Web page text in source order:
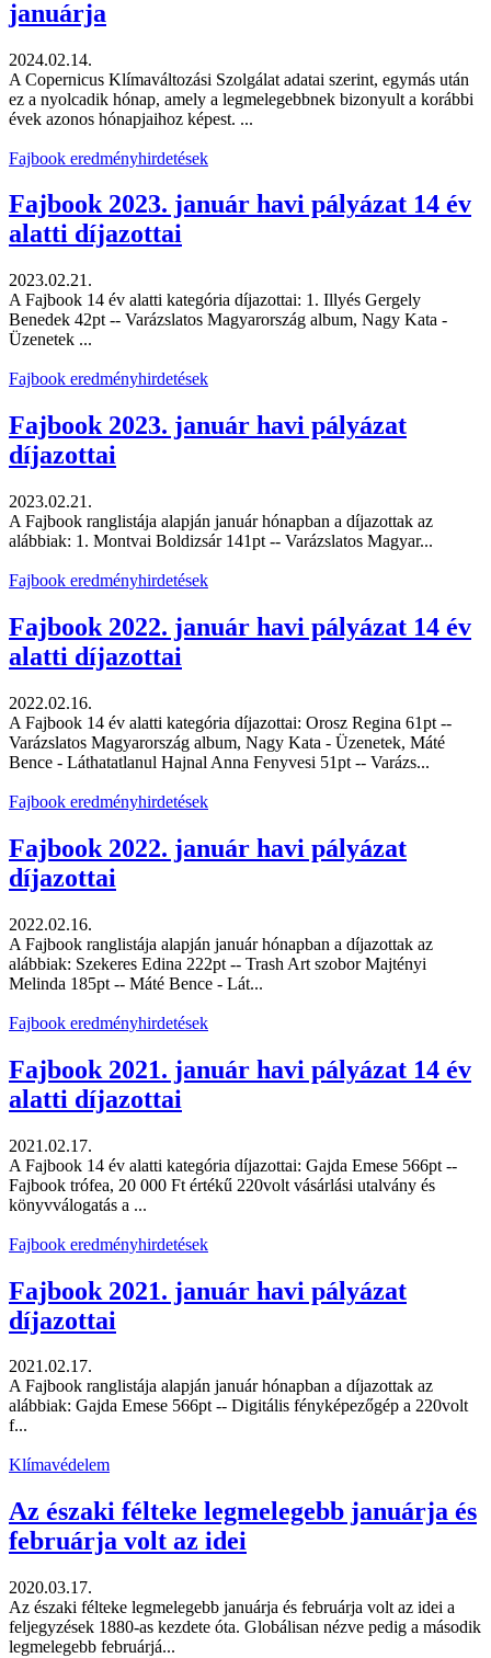
januárja
2024.02.14.
A Copernicus Klímaváltozási Szolgálat adatai szerint, egymás után
ez a nyolcadik hónap, amely a legmelegebbnek bizonyult a korábbi
évek azonos hónapjaihoz képest. ...
Fajbook eredményhirdetések
Fajbook 2023. január havi pályázat 14 év
alatti díjazottai
2023.02.21.
A Fajbook 14 év alatti kategória díjazottai: 1. Illyés Gergely
Benedek 42pt -- Varázslatos Magyarország album, Nagy Kata -
Üzenetek ...
Fajbook eredményhirdetések
Fajbook 2023. január havi pályázat
díjazottai
2023.02.21.
A Fajbook ranglistája alapján január hónapban a díjazottak az
alábbiak: 1. Montvai Boldizsár 141pt -- Varázslatos Magyar...
Fajbook eredményhirdetések
Fajbook 2022. január havi pályázat 14 év
alatti díjazottai
2022.02.16.
A Fajbook 14 év alatti kategória díjazottai: Orosz Regina 61pt --
Varázslatos Magyarország album, Nagy Kata - Üzenetek, Máté
Bence - Láthatatlanul Hajnal Anna Fenyvesi 51pt -- Varázs...
Fajbook eredményhirdetések
Fajbook 2022. január havi pályázat
díjazottai
2022.02.16.
A Fajbook ranglistája alapján január hónapban a díjazottak az
alábbiak: Szekeres Edina 222pt -- Trash Art szobor Majtényi
Melinda 185pt -- Máté Bence - Lát...
Fajbook eredményhirdetések
Fajbook 2021. január havi pályázat 14 év
alatti díjazottai
2021.02.17.
A Fajbook 14 év alatti kategória díjazottai: Gajda Emese 566pt --
Fajbook trófea, 20 000 Ft értékű 220volt vásárlási utalvány és
könyvválogatás a ...
Fajbook eredményhirdetések
Fajbook 2021. január havi pályázat
díjazottai
2021.02.17.
A Fajbook ranglistája alapján január hónapban a díjazottak az
alábbiak: Gajda Emese 566pt -- Digitális fényképezőgép a 220volt
f...
Klímavédelem
Az északi félteke legmelegebb januárja és
februárja volt az idei
2020.03.17.
Az északi félteke legmelegebb januárja és februárja volt az idei a
feljegyzések 1880-as kezdete óta. Globálisan nézve pedig a második
legmelegebb februárjá...